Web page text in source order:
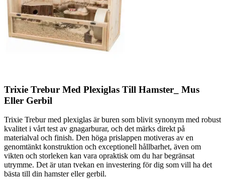
Trixie Trebur Med Plexiglas Till Hamster_ Mus
Eller Gerbil
Trixie Trebur med plexiglas är buren som blivit synonym med robust
kvalitet i vårt test av gnagarburar, och det märks direkt på
materialval och finish. Den höga prislappen motiveras av en
genomtänkt konstruktion och exceptionell hållbarhet, även om
vikten och storleken kan vara opraktisk om du har begränsat
utrymme. Det är utan tvekan en investering för dig som vill ha det
bästa till din hamster eller gerbil.